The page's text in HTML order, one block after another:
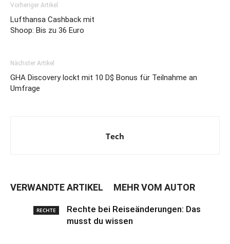
Vorheriger Artikel
Lufthansa Cashback mit
Shoop: Bis zu 36 Euro
Nächster Artikel
GHA Discovery lockt mit 10 D$ Bonus für Teilnahme an
Umfrage
Tech
VERWANDTE ARTIKEL MEHR VOM AUTOR
RECHTE
Rechte bei Reiseänderungen: Das
musst du wissen